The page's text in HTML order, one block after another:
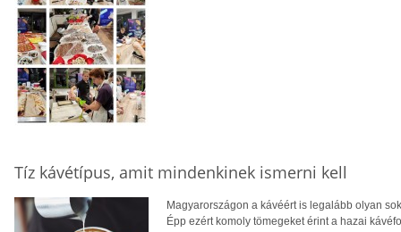
Tíz kávétípus, amit mindenkinek ismerni kell
Magyarországon a kávéért is legalább olyan
Épp ezért komoly tömegeket érint a hazai